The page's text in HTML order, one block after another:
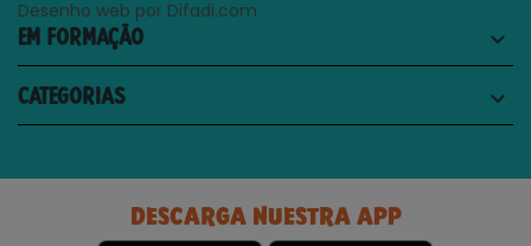
Desenho web por Difadi.com
EM FORMAÇÃO keyboard_arrow_down
CATEGORIAS keyboard_arrow_down
DESCARGA NUESTRA APP